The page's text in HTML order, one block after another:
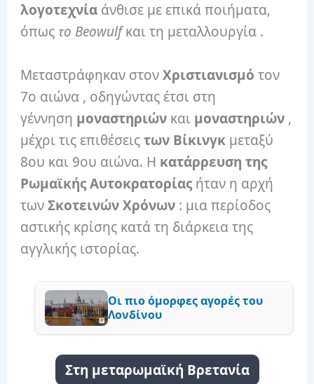
λογοτεχνία άνθισε με επικά ποιήματα,
όπως το Beowulfκαι τη μεταλλουργία .
Μεταστράφηκαν στονΧριστιανισμό τον
7ο αιώνα , οδηγώντας έτσι στη
γέννηση μοναστηριών και μοναστηριών ,
μέχρι τις επιθέσειςτων Βίκινγκ μεταξύ
8ου και 9ου αιώνα. Η κατάρρευση της
Ρωμαϊκής Αυτοκρατορίαςήταν η αρχή
τωνΣκοτεινών Χρόνων : μια περίοδος
αστικής κρίσης κατά τη διάρκεια της
αγγλικής ιστορίας.
Οι πιο όμορφες αγορές του
Λονδίνου
Στη μεταρωμαϊκή Βρετανία